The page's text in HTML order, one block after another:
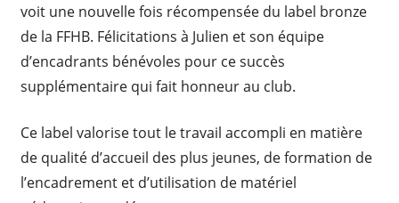
voit une nouvelle fois récompensée du label bronze
de la FFHB. Félicitations à Julien et son équipe
d’encadrants bénévoles pour ce succès
supplémentaire qui fait honneur au club.
Ce label valorise tout le travail accompli en matière
de qualité d’accueil des plus jeunes, de formation de
l’encadrement et d’utilisation de matériel